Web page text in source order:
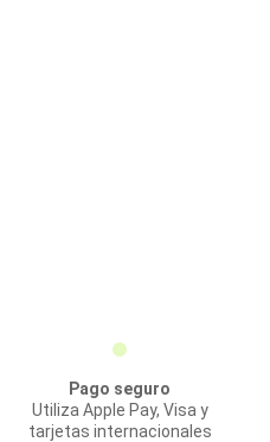
Pago seguro
Utiliza Apple Pay, Visa y
tarjetas internacionales